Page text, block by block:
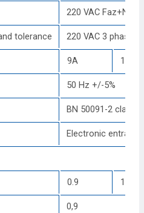
220 VAC
tolerance 220 VAC 3 phase +
9A 13A
50 Hz +/-5%
BN 50091-2 class
Electronic
0.9 1.8
0,9